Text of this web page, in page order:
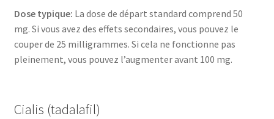
Dose typique: La dose de départ standard comprend 50
mg. Si vous avez des effets secondaires, vous pouvez le
couper de 25 milligrammes. Si cela ne fonctionne pas
pleinement, vous pouvez l’augmenter avant 100 mg.
Cialis (tadalafil)